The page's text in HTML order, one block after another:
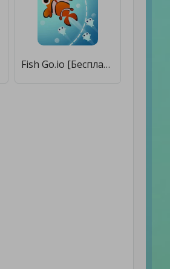
Fish Go.io [Бесплатные покупки]